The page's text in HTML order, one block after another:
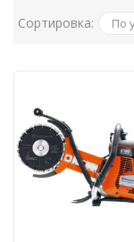
Сортировка: